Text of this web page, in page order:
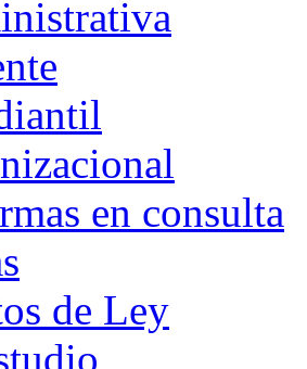
en consulta
de Ley